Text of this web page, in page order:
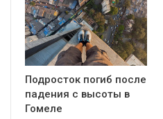
Подросток погиб после
падения с высоты в
Гомеле